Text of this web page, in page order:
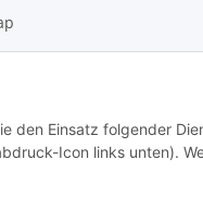
den Einsatz folgender
Icon links unten).